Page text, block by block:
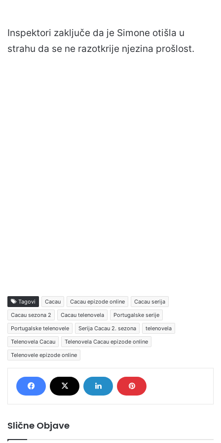
Inspektori zaključe da je Simone otišla u
strahu da se ne razotkrije njezina prošlost.
Tagovi Cacau Cacau epizode online
Cacau serija
Cacau sezona 2
Cacau telenovela
Portugalske serije
Portugalske telenovele
Serija Cacau 2. sezona
telenovela
Telenovela Cacau
Telenovela Cacau epizode online
Telenovele epizode online
Slične Objave